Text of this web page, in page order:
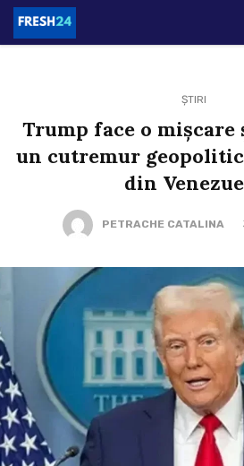
ȘTIRI
Trump face o mișcare
un cutremur
din
PETRACHE CATALINA